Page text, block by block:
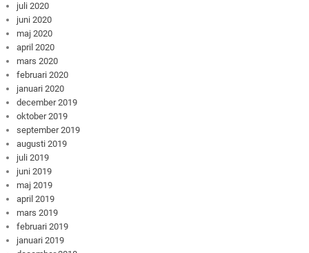
juli 2020
juni 2020
maj 2020
april 2020
mars 2020
februari 2020
januari 2020
december 2019
oktober 2019
september 2019
augusti 2019
juli 2019
juni 2019
maj 2019
april 2019
mars 2019
februari 2019
januari 2019